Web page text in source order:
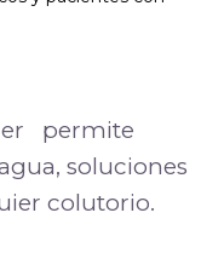
permite
soluciones
colutorio.